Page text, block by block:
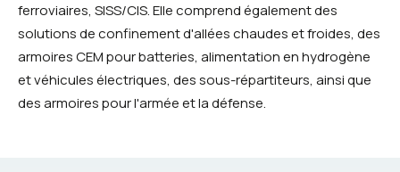
ferroviaires, SISS/CIS. Elle comprend également des
solutions de confinement d'allées chaudes et froides, des
armoires CEM pour batteries, alimentation en hydrogène
et véhicules électriques, des sous-répartiteurs, ainsi que
des armoires pour l'armée et la défense.